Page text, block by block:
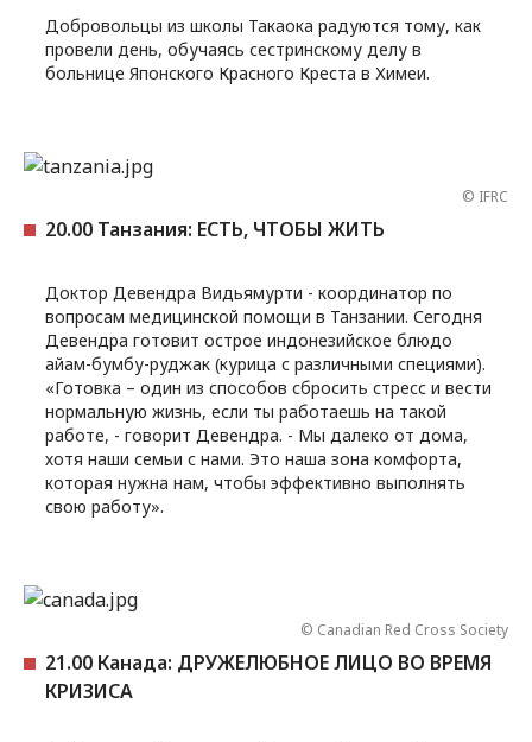
Добровольцы из школы Такаока радуются тому, как
провели день, обучаясь сестринскому делу в
больнице Японского Красного Креста в Химеи.
© IFRC
20.00 Танзания: ЕСТЬ, ЧТОБЫ ЖИТЬ
Доктор Девендра Видьямурти - координатор по
вопросам медицинской помощи в Танзании. Сегодня
Девендра готовит острое индонезийское блюдо
айам-бумбу-руджак (курица с различными специями).
«Готовка – один из способов сбросить стресс и вести
нормальную жизнь, если ты работаешь на такой
работе, - говорит Девендра. - Мы далеко от дома,
хотя наши семьи с нами. Это наша зона комфорта,
которая нужна нам, чтобы эффективно выполнять
свою работу».
© Canadian Red Cross Society
21.00 Канада: ДРУЖЕЛЮБНОЕ ЛИЦО ВО ВРЕМЯ
КРИЗИСА